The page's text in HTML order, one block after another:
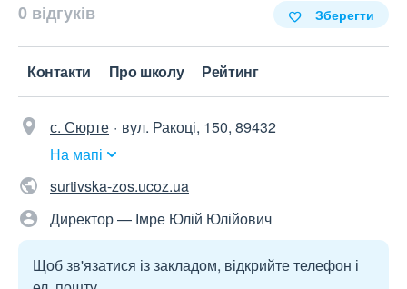
0 відгуків Зберегти
Контакти Про школу Рейтинг
с. Сюрте
вул. Ракоці, 150, 89432
На мапі
surtivska-zos.ucoz.ua
Директор — Імре Юлій Юлійович
Щоб зв'язатися із закладом, відкрийте телефон і